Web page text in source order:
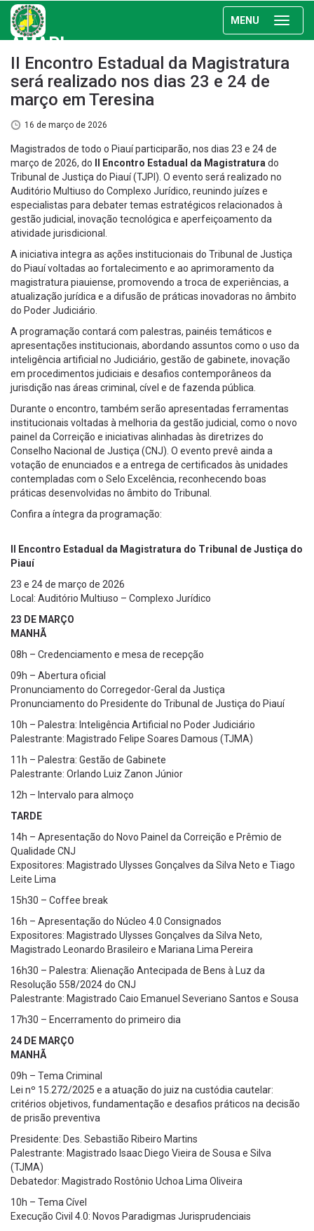
MENU
AMAPI
II Encontro Estadual da Magistratura
será realizado nos dias 23 e 24 de
março em Teresina
16 de março de 2026
Magistrados de todo o Piauí participarão, nos dias 23 e 24 de
março de 2026, do II Encontro Estadual da Magistratura do
Tribunal de Justiça do Piauí (TJPI). O evento será realizado no
Auditório Multiuso do Complexo Jurídico, reunindo juízes e
especialistas para debater temas estratégicos relacionados à
gestão judicial, inovação tecnológica e aperfeiçoamento da
atividade jurisdicional.
A iniciativa integra as ações institucionais do Tribunal de Justiça
do Piauí voltadas ao fortalecimento e ao aprimoramento da
magistratura piauiense, promovendo a troca de experiências, a
atualização jurídica e a difusão de práticas inovadoras no âmbito
do Poder Judiciário.
A programação contará com palestras, painéis temáticos e
apresentações institucionais, abordando assuntos como o uso da
inteligência artificial no Judiciário, gestão de gabinete, inovação
em procedimentos judiciais e desafios contemporâneos da
jurisdição nas áreas criminal, cível e de fazenda pública.
Durante o encontro, também serão apresentadas ferramentas
institucionais voltadas à melhoria da gestão judicial, como o novo
painel da Correição e iniciativas alinhadas às diretrizes do
Conselho Nacional de Justiça (CNJ). O evento prevê ainda a
votação de enunciados e a entrega de certificados às unidades
contempladas com o Selo Excelência, reconhecendo boas
práticas desenvolvidas no âmbito do Tribunal.
Confira a íntegra da programação:
II Encontro Estadual da Magistratura do Tribunal de Justiça do
Piauí
23 e 24 de março de 2026
Local: Auditório Multiuso – Complexo Jurídico
23 DE MARÇO
MANHÃ
08h – Credenciamento e mesa de recepção
09h – Abertura oficial
Pronunciamento do Corregedor-Geral da Justiça
Pronunciamento do Presidente do Tribunal de Justiça do Piauí
10h – Palestra: Inteligência Artificial no Poder Judiciário
Palestrante: Magistrado Felipe Soares Damous (TJMA)
11h – Palestra: Gestão de Gabinete
Palestrante: Orlando Luiz Zanon Júnior
12h – Intervalo para almoço
TARDE
14h – Apresentação do Novo Painel da Correição e Prêmio de
Qualidade CNJ
Expositores: Magistrado Ulysses Gonçalves da Silva Neto e Tiago
Leite Lima
15h30 – Coffee break
16h – Apresentação do Núcleo 4.0 Consignados
Expositores: Magistrado Ulysses Gonçalves da Silva Neto,
Magistrado Leonardo Brasileiro e Mariana Lima Pereira
16h30 – Palestra: Alienação Antecipada de Bens à Luz da
Resolução 558/2024 do CNJ
Palestrante: Magistrado Caio Emanuel Severiano Santos e Sousa
17h30 – Encerramento do primeiro dia
24 DE MARÇO
MANHÃ
09h – Tema Criminal
Lei nº 15.272/2025 e a atuação do juiz na custódia cautelar:
critérios objetivos, fundamentação e desafios práticos na decisão
de prisão preventiva
Presidente: Des. Sebastião Ribeiro Martins
Palestrante: Magistrado Isaac Diego Vieira de Sousa e Silva
(TJMA)
Debatedor: Magistrado Rostônio Uchoa Lima Oliveira
10h – Tema Cível
Execução Civil 4.0: Novos Paradigmas Jurisprudenciais